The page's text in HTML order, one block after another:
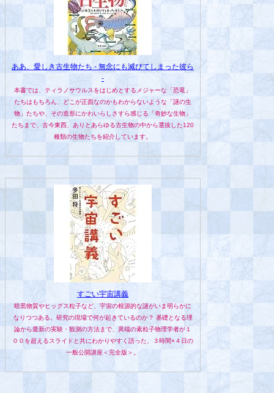
ああ、愛しき古生物たち - 無念にも滅びてしまった彼ら
-
本書では、ティラノサウルスをはじめとするメジャーな「恐竜」
たちはもちろん、どこが正面なのかもわからないような「謎の生
物」たちや、その造形にかわいらしさすら感じる「奇妙な生物」
たちまで、古今東西、ありとあらゆる古生物の中から選抜した120
種類の生物たちを紹介しています。
すごい宇宙講義
暗黒物質やヒッグス粒子など、宇宙の根源的な謎がいま明らかに
なりつつある。研究の現場で何が起きているのか？ 基礎となる理
論から最新の実験・観測の方法まで、異端の素粒子物理学者が１
００を超えるスライドと共にわかりやすく語った、３時間×４日の
一般公開講座＜完全版＞。